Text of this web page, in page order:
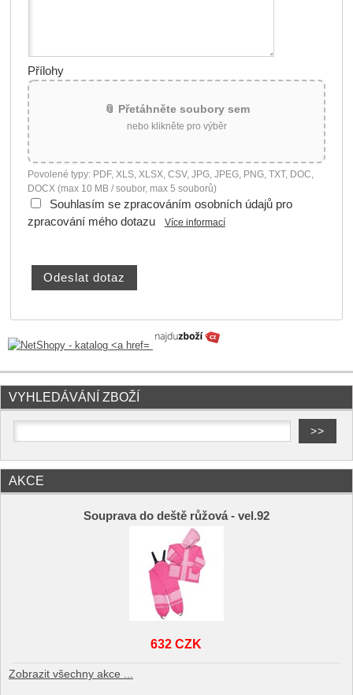
Přílohy
📎 Přetáhněte soubory sem
nebo klikněte pro výběr
Povolené typy: PDF, XLS, XLSX, CSV, JPG, JPEG, PNG, TXT, DOC,
DOCX (max 10 MB / soubor, max 5 souborů)
Souhlasím se zpracováním osobních údajů pro
zpracování mého dotazu
Více informací
VYHLEDÁVÁNÍ ZBOŽÍ
AKCE
Souprava do deště růžová - vel.92
632 CZK
Zobrazit všechny akce ...